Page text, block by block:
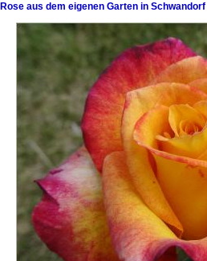
Rose aus dem eigenen Garten in Schwandorf